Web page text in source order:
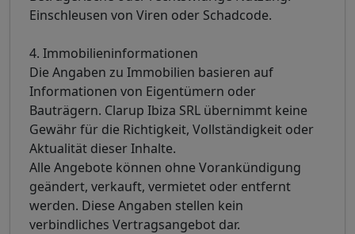
Einschleusen von Viren oder Schadcode.
4. Immobilieninformationen
Die Angaben zu Immobilien basieren auf
Informationen von Eigentümern oder
Bauträgern. Clarup Ibiza SRL übernimmt keine
Gewähr für die Richtigkeit, Vollständigkeit oder
Aktualität dieser Inhalte.
Alle Angebote können ohne Vorankündigung
geändert, verkauft, vermietet oder entfernt
werden. Diese Angaben stellen kein
verbindliches Vertragsangebot dar.